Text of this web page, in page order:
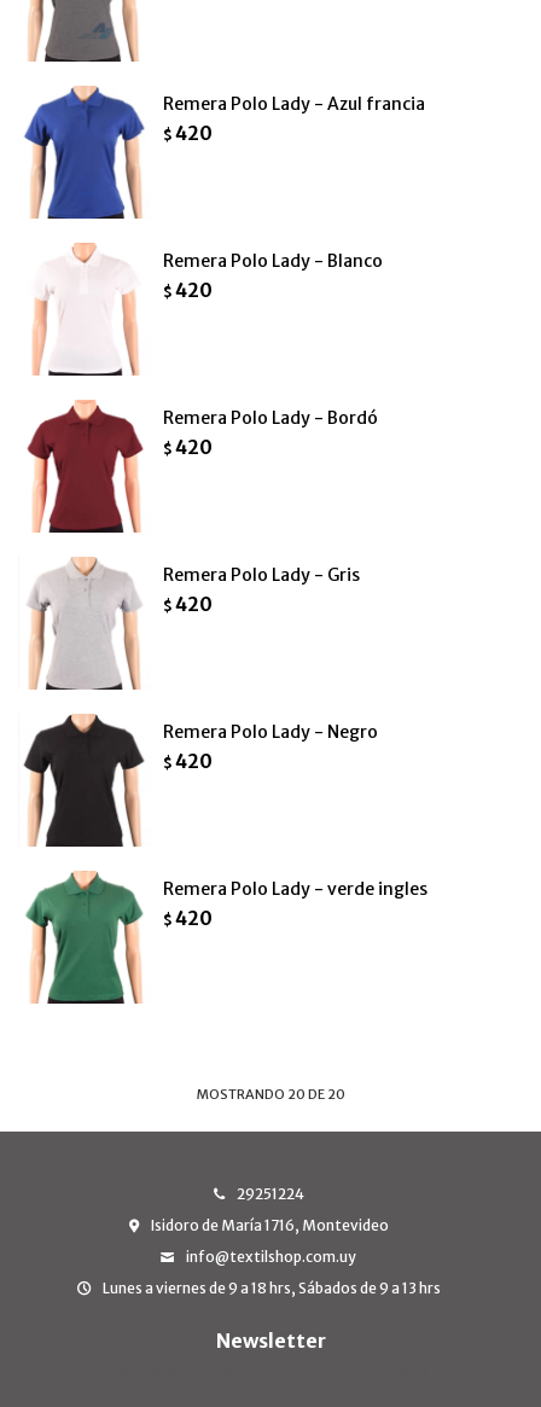
Remera Polo Lady - Azul francia
$ 420
Remera Polo Lady - Blanco
$ 420
Remera Polo Lady - Bordó
$ 420
Remera Polo Lady - Gris
$ 420
Remera Polo Lady - Negro
$ 420
Remera Polo Lady - verde ingles
$ 420
MOSTRANDO 20 DE 20
29251224
Isidoro de María 1716, Montevideo
info@textilshop.com.uy
Lunes a viernes de 9 a 18 hrs, Sábados de 9 a 13 hrs
Newsletter